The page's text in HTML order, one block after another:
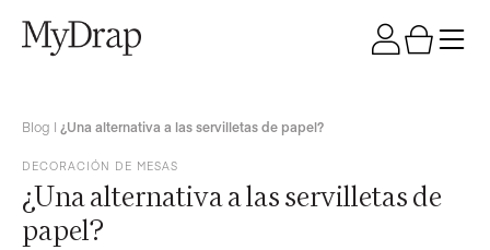
Blog | ¿Una alternativa a las servilletas de papel?
DECORACIÓN DE MESAS
¿Una alternativa a las servilletas de
papel?